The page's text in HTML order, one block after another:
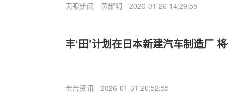
天眼新闻 黄耀明 2026-01-26 14:29:55
丰‘田’计划在日本新建汽车制造厂
金台资讯 2026-01-31 20:52:55